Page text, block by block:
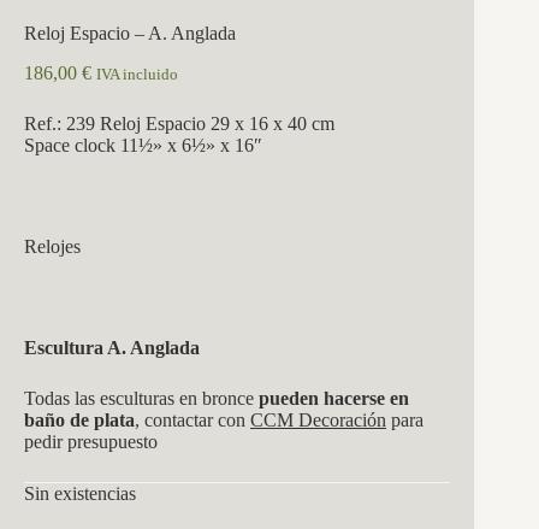
Reloj Espacio – A. Anglada
186,00 € IVA incluido
Ref.: 239 Reloj Espacio 29 x 16 x 40 cm
Space clock 11½» x 6½» x 16″
Relojes
Escultura A. Anglada
Todas las esculturas en bronce pueden hacerse en
baño de plata, contactar con CCM Decoración para
pedir presupuesto
Sin existencias